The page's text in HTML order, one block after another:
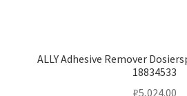
ALLY Adhesive Remover
18834533
₽5,024.00